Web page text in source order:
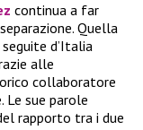
continua a far
Quella
d’Italia
alle
collaboratore
Le sue parole
rapporto tra i due